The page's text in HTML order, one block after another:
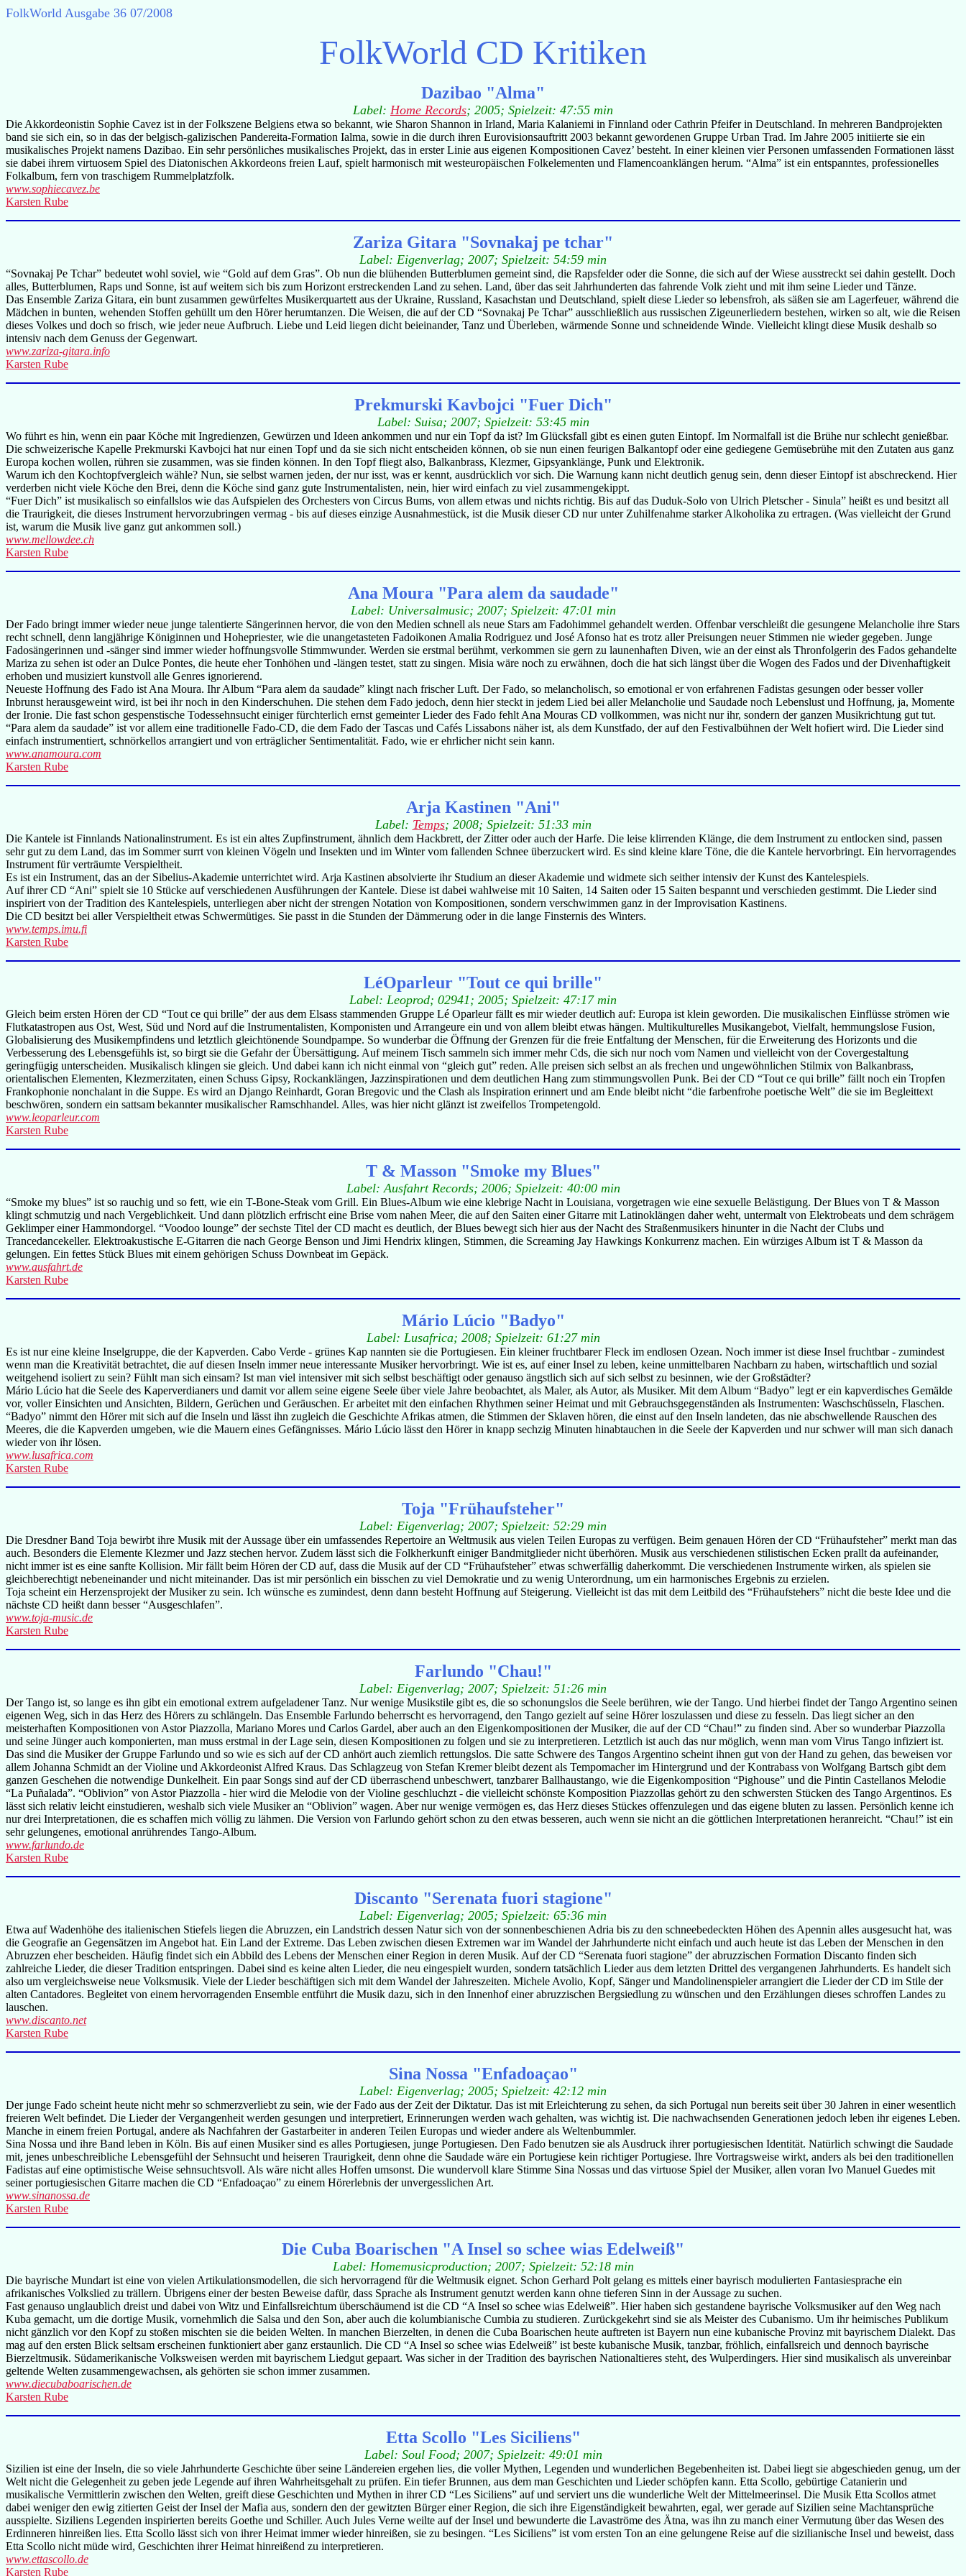
FolkWorld Ausgabe 36 07/2008
FolkWorld CD Kritiken
Dazibao "Alma"
Label: Home Records; 2005; Spielzeit: 47:55 min
Die Akkordeonistin Sophie Cavez ist in der Folkszene Belgiens etwa so bekannt, wie Sharon Shannon in Irland, Maria Kalaniemi in Finnland oder Cathrin Pfeifer in Deutschland. In mehreren Bandprojekten
band sie sich ein, so in das der belgisch-galizischen Pandereita-Formation Ialma, sowie in die durch ihren Eurovisionsauftritt 2003 bekannt gewordenen Gruppe Urban Trad. Im Jahre 2005 initiierte sie ein
musikalisches Projekt namens Dazibao. Ein sehr persönliches musikalisches Projekt, das in erster Linie aus eigenen Kompositionen Cavez’ besteht. In einer kleinen vier Personen umfassenden Formationen lässt
sie dabei ihrem virtuosem Spiel des Diatonischen Akkordeons freien Lauf, spielt harmonisch mit westeuropäischen Folkelementen und Flamencoanklängen herum. “Alma” ist ein entspanntes, professionelles
Folkalbum, fern von traschigem Rummelplatzfolk.
www.sophiecavez.be
Karsten Rube
Zariza Gitara "Sovnakaj pe tchar"
Label: Eigenverlag; 2007; Spielzeit: 54:59 min
“Sovnakaj Pe Tchar” bedeutet wohl soviel, wie “Gold auf dem Gras”. Ob nun die blühenden Butterblumen gemeint sind, die Rapsfelder oder die Sonne, die sich auf der Wiese ausstreckt sei dahin gestellt. Doch
alles, Butterblumen, Raps und Sonne, ist auf weitem sich bis zum Horizont erstreckenden Land zu sehen. Land, über das seit Jahrhunderten das fahrende Volk zieht und mit ihm seine Lieder und Tänze.
Das Ensemble Zariza Gitara, ein bunt zusammen gewürfeltes Musikerquartett aus der Ukraine, Russland, Kasachstan und Deutschland, spielt diese Lieder so lebensfroh, als säßen sie am Lagerfeuer, während die
Mädchen in bunten, wehenden Stoffen gehüllt um den Hörer herumtanzen. Die Weisen, die auf der CD “Sovnakaj Pe Tchar” ausschließlich aus russischen Zigeunerliedern bestehen, wirken so alt, wie die Reisen
dieses Volkes und doch so frisch, wie jeder neue Aufbruch. Liebe und Leid liegen dicht beieinander, Tanz und Überleben, wärmende Sonne und schneidende Winde. Vielleicht klingt diese Musik deshalb so
intensiv nach dem Genuss der Gegenwart.
www.zariza-gitara.info
Karsten Rube
Prekmurski Kavbojci "Fuer Dich"
Label: Suisa; 2007; Spielzeit: 53:45 min
Wo führt es hin, wenn ein paar Köche mit Ingredienzen, Gewürzen und Ideen ankommen und nur ein Topf da ist? Im Glücksfall gibt es einen guten Eintopf. Im Normalfall ist die Brühe nur schlecht genießbar.
Die schweizerische Kapelle Prekmurski Kavbojci hat nur einen Topf und da sie sich nicht entscheiden können, ob sie nun einen feurigen Balkantopf oder eine gediegene Gemüsebrühe mit den Zutaten aus ganz
Europa kochen wollen, rühren sie zusammen, was sie finden können. In den Topf fliegt also, Balkanbrass, Klezmer, Gipsyanklänge, Punk und Elektronik.
Warum ich den Kochtopfvergleich wähle? Nun, sie selbst warnen jeden, der nur isst, was er kennt, ausdrücklich vor sich. Die Warnung kann nicht deutlich genug sein, denn dieser Eintopf ist abschreckend. Hier
verderben nicht viele Köche den Brei, denn die Köche sind ganz gute Instrumentalisten, nein, hier wird einfach zu viel zusammengekippt.
“Fuer Dich” ist musikalisch so einfallslos wie das Aufspielen des Orchesters von Circus Bums, von allem etwas und nichts richtig. Bis auf das Duduk-Solo von Ulrich Pletscher - Sinula” heißt es und besitzt all
die Traurigkeit, die dieses Instrument hervorzubringen vermag - bis auf dieses einzige Ausnahmestück, ist die Musik dieser CD nur unter Zuhilfenahme starker Alkoholika zu ertragen. (Was vielleicht der Grund
ist, warum die Musik live ganz gut ankommen soll.)
www.mellowdee.ch
Karsten Rube
Ana Moura "Para alem da saudade"
Label: Universalmusic; 2007; Spielzeit: 47:01 min
Der Fado bringt immer wieder neue junge talentierte Sängerinnen hervor, die von den Medien schnell als neue Stars am Fadohimmel gehandelt werden. Offenbar verschleißt die gesungene Melancholie ihre Stars
recht schnell, denn langjährige Königinnen und Hohepriester, wie die unangetasteten Fadoikonen Amalia Rodriguez und José Afonso hat es trotz aller Preisungen neuer Stimmen nie wieder gegeben. Junge
Fadosängerinnen und -sänger sind immer wieder hoffnungsvolle Stimmwunder. Werden sie erstmal berühmt, verkommen sie gern zu launenhaften Diven, wie an der einst als Thronfolgerin des Fados gehandelte
Mariza zu sehen ist oder an Dulce Pontes, die heute eher Tonhöhen und -längen testet, statt zu singen. Misia wäre noch zu erwähnen, doch die hat sich längst über die Wogen des Fados und der Divenhaftigkeit
erhoben und musiziert kunstvoll alle Genres ignorierend.
Neueste Hoffnung des Fado ist Ana Moura. Ihr Album “Para alem da saudade” klingt nach frischer Luft. Der Fado, so melancholisch, so emotional er von erfahrenen Fadistas gesungen oder besser voller
Inbrunst herausgeweint wird, ist bei ihr noch in den Kinderschuhen. Die stehen dem Fado jedoch, denn hier steckt in jedem Lied bei aller Melancholie und Saudade noch Lebenslust und Hoffnung, ja, Momente
der Ironie. Die fast schon gespenstische Todessehnsucht einiger fürchterlich ernst gemeinter Lieder des Fado fehlt Ana Mouras CD vollkommen, was nicht nur ihr, sondern der ganzen Musikrichtung gut tut.
“Para alem da saudade” ist vor allem eine traditionelle Fado-CD, die dem Fado der Tascas und Cafés Lissabons näher ist, als dem Kunstfado, der auf den Festivalbühnen der Welt hofiert wird. Die Lieder sind
einfach instrumentiert, schnörkellos arrangiert und von erträglicher Sentimentalität. Fado, wie er ehrlicher nicht sein kann.
www.anamoura.com
Karsten Rube
Arja Kastinen "Ani"
Label: Temps; 2008; Spielzeit: 51:33 min
Die Kantele ist Finnlands Nationalinstrument. Es ist ein altes Zupfinstrument, ähnlich dem Hackbrett, der Zitter oder auch der Harfe. Die leise klirrenden Klänge, die dem Instrument zu entlocken sind, passen
sehr gut zu dem Land, das im Sommer surrt von kleinen Vögeln und Insekten und im Winter vom fallenden Schnee überzuckert wird. Es sind kleine klare Töne, die die Kantele hervorbringt. Ein hervorragendes
Instrument für verträumte Verspieltheit.
Es ist ein Instrument, das an der Sibelius-Akademie unterrichtet wird. Arja Kastinen absolvierte ihr Studium an dieser Akademie und widmete sich seither intensiv der Kunst des Kantelespiels.
Auf ihrer CD “Ani” spielt sie 10 Stücke auf verschiedenen Ausführungen der Kantele. Diese ist dabei wahlweise mit 10 Saiten, 14 Saiten oder 15 Saiten bespannt und verschieden gestimmt. Die Lieder sind
inspiriert von der Tradition des Kantelespiels, unterliegen aber nicht der strengen Notation von Kompositionen, sondern verschwimmen ganz in der Improvisation Kastinens.
Die CD besitzt bei aller Verspieltheit etwas Schwermütiges. Sie passt in die Stunden der Dämmerung oder in die lange Finsternis des Winters.
www.temps.imu.fi
Karsten Rube
LéOparleur "Tout ce qui brille"
Label: Leoprod; 02941; 2005; Spielzeit: 47:17 min
Gleich beim ersten Hören der CD “Tout ce qui brille” der aus dem Elsass stammenden Gruppe Lé Oparleur fällt es mir wieder deutlich auf: Europa ist klein geworden. Die musikalischen Einflüsse strömen wie
Flutkatastropen aus Ost, West, Süd und Nord auf die Instrumentalisten, Komponisten und Arrangeure ein und von allem bleibt etwas hängen. Multikulturelles Musikangebot, Vielfalt, hemmungslose Fusion,
Globalisierung des Musikempfindens und letztlich gleichtönende Soundpampe. So wunderbar die Öffnung der Grenzen für die freie Entfaltung der Menschen, für die Erweiterung des Horizonts und die
Verbesserung des Lebensgefühls ist, so birgt sie die Gefahr der Übersättigung. Auf meinem Tisch sammeln sich immer mehr Cds, die sich nur noch vom Namen und vielleicht von der Covergestaltung
geringfügig unterscheiden. Musikalisch klingen sie gleich. Und dabei kann ich nicht einmal von “gleich gut” reden. Alle preisen sich selbst an als frechen und ungewöhnlichen Stilmix von Balkanbrass,
orientalischen Elementen, Klezmerzitaten, einen Schuss Gipsy, Rockanklängen, Jazzinspirationen und dem deutlichen Hang zum stimmungsvollen Punk. Bei der CD “Tout ce qui brille” fällt noch ein Tropfen
Frankophonie nonchalant in die Suppe. Es wird an Django Reinhardt, Goran Bregovic und the Clash als Inspiration erinnert und am Ende bleibt nicht “die farbenfrohe poetische Welt” die sie im Begleittext
beschwören, sondern ein sattsam bekannter musikalischer Ramschhandel. Alles, was hier nicht glänzt ist zweifellos Trompetengold.
www.leoparleur.com
Karsten Rube
T & Masson "Smoke my Blues"
Label: Ausfahrt Records; 2006; Spielzeit: 40:00 min
“Smoke my blues” ist so rauchig und so fett, wie ein T-Bone-Steak vom Grill. Ein Blues-Album wie eine klebrige Nacht in Louisiana, vorgetragen wie eine sexuelle Belästigung. Der Blues von T & Masson
klingt schmutzig und nach Vergeblichkeit. Und dann plötzlich erfrischt eine Brise vom nahen Meer, die auf den Saiten einer Gitarre mit Latinoklängen daher weht, untermalt von Elektrobeats und dem schrägem
Geklimper einer Hammondorgel. “Voodoo lounge” der sechste Titel der CD macht es deutlich, der Blues bewegt sich hier aus der Nacht des Straßenmusikers hinunter in die Nacht der Clubs und
Trancedancekeller. Elektroakustische E-Gitarren die nach George Benson und Jimi Hendrix klingen, Stimmen, die Screaming Jay Hawkings Konkurrenz machen. Ein würziges Album ist T & Masson da
gelungen. Ein fettes Stück Blues mit einem gehörigen Schuss Downbeat im Gepäck.
www.ausfahrt.de
Karsten Rube
Mário Lúcio "Badyo"
Label: Lusafrica; 2008; Spielzeit: 61:27 min
Es ist nur eine kleine Inselgruppe, die der Kapverden. Cabo Verde - grünes Kap nannten sie die Portugiesen. Ein kleiner fruchtbarer Fleck im endlosen Ozean. Noch immer ist diese Insel fruchtbar - zumindest
wenn man die Kreativität betrachtet, die auf diesen Inseln immer neue interessante Musiker hervorbringt. Wie ist es, auf einer Insel zu leben, keine unmittelbaren Nachbarn zu haben, wirtschaftlich und sozial
weitgehend isoliert zu sein? Fühlt man sich einsam? Ist man viel intensiver mit sich selbst beschäftigt oder genauso ängstlich sich auf sich selbst zu besinnen, wie der Großstädter?
Mário Lúcio hat die Seele des Kaperverdianers und damit vor allem seine eigene Seele über viele Jahre beobachtet, als Maler, als Autor, als Musiker. Mit dem Album “Badyo” legt er ein kapverdisches Gemälde
vor, voller Einsichten und Ansichten, Bildern, Gerüchen und Geräuschen. Er arbeitet mit den einfachen Rhythmen seiner Heimat und mit Gebrauchsgegenständen als Instrumenten: Waschschüsseln, Flaschen.
“Badyo” nimmt den Hörer mit sich auf die Inseln und lässt ihn zugleich die Geschichte Afrikas atmen, die Stimmen der Sklaven hören, die einst auf den Inseln landeten, das nie abschwellende Rauschen des
Meeres, die die Kapverden umgeben, wie die Mauern eines Gefängnisses. Mário Lúcio lässt den Hörer in knapp sechzig Minuten hinabtauchen in die Seele der Kapverden und nur schwer will man sich danach
wieder von ihr lösen.
www.lusafrica.com
Karsten Rube
Toja "Frühaufsteher"
Label: Eigenverlag; 2007; Spielzeit: 52:29 min
Die Dresdner Band Toja bewirbt ihre Musik mit der Aussage über ein umfassendes Repertoire an Weltmusik aus vielen Teilen Europas zu verfügen. Beim genauen Hören der CD “Frühaufsteher” merkt man das
auch. Besonders die Elemente Klezmer und Jazz stechen hervor. Zudem lässt sich die Folkherkunft einiger Bandmitglieder nicht überhören. Musik aus verschiedenen stilistischen Ecken prallt da aufeinander,
nicht immer ist es eine sanfte Kollision. Mir fällt beim Hören der CD auf, dass die Musik auf der CD “Frühaufsteher” etwas schwerfällig daherkommt. Die verschiedenen Instrumente wirken, als spielen sie
gleichberechtigt nebeneinander und nicht miteinander. Das ist mir persönlich ein bisschen zu viel Demokratie und zu wenig Unterordnung, um ein harmonisches Ergebnis zu erzielen.
Toja scheint ein Herzensprojekt der Musiker zu sein. Ich wünsche es zumindest, denn dann besteht Hoffnung auf Steigerung. Vielleicht ist das mit dem Leitbild des “Frühaufstehers” nicht die beste Idee und die
nächste CD heißt dann besser “Ausgeschlafen”.
www.toja-music.de
Karsten Rube
Farlundo "Chau!"
Label: Eigenverlag; 2007; Spielzeit: 51:26 min
Der Tango ist, so lange es ihn gibt ein emotional extrem aufgeladener Tanz. Nur wenige Musikstile gibt es, die so schonungslos die Seele berühren, wie der Tango. Und hierbei findet der Tango Argentino seinen
eigenen Weg, sich in das Herz des Hörers zu schlängeln. Das Ensemble Farlundo beherrscht es hervorragend, den Tango gezielt auf seine Hörer loszulassen und diese zu fesseln. Das liegt sicher an den
meisterhaften Kompositionen von Astor Piazzolla, Mariano Mores und Carlos Gardel, aber auch an den Eigenkompositionen der Musiker, die auf der CD “Chau!” zu finden sind. Aber so wunderbar Piazzolla
und seine Jünger auch komponierten, man muss erstmal in der Lage sein, diesen Kompositionen zu folgen und sie zu interpretieren. Letztlich ist auch das nur möglich, wenn man vom Virus Tango infiziert ist.
Das sind die Musiker der Gruppe Farlundo und so wie es sich auf der CD anhört auch ziemlich rettungslos. Die satte Schwere des Tangos Argentino scheint ihnen gut von der Hand zu gehen, das beweisen vor
allem Johanna Schmidt an der Violine und Akkordeonist Alfred Kraus. Das Schlagzeug von Stefan Kremer bleibt dezent als Tempomacher im Hintergrund und der Kontrabass von Wolfgang Bartsch gibt dem
ganzen Geschehen die notwendige Dunkelheit. Ein paar Songs sind auf der CD überraschend unbeschwert, tanzbarer Ballhaustango, wie die Eigenkomposition “Pighouse” und die Pintin Castellanos Melodie
“La Puñalada”. “Oblivion” von Astor Piazzolla - hier wird die Melodie von der Violine geschluchzt - die vielleicht schönste Komposition Piazzollas gehört zu den schwersten Stücken des Tango Argentinos. Es
lässt sich relativ leicht einstudieren, weshalb sich viele Musiker an “Oblivion” wagen. Aber nur wenige vermögen es, das Herz dieses Stückes offenzulegen und das eigene bluten zu lassen. Persönlich kenne ich
nur drei Interpretationen, die es schaffen mich völlig zu lähmen. Die Version von Farlundo gehört schon zu den etwas besseren, auch wenn sie nicht an die göttlichen Interpretationen heranreicht. “Chau!” ist ein
sehr gelungenes, emotional anrührendes Tango-Album.
www.farlundo.de
Karsten Rube
Discanto "Serenata fuori stagione"
Label: Eigenverlag; 2005; Spielzeit: 65:36 min
Etwa auf Wadenhöhe des italienischen Stiefels liegen die Abruzzen, ein Landstrich dessen Natur sich von der sonnenbeschienen Adria bis zu den schneebedeckten Höhen des Apennin alles ausgesucht hat, was
die Geografie an Gegensätzen im Angebot hat. Ein Land der Extreme. Das Leben zwischen diesen Extremen war im Wandel der Jahrhunderte nicht einfach und auch heute ist das Leben der Menschen in den
Abruzzen eher bescheiden. Häufig findet sich ein Abbild des Lebens der Menschen einer Region in deren Musik. Auf der CD “Serenata fuori stagione” der abruzzischen Formation Discanto finden sich
zahlreiche Lieder, die dieser Tradition entspringen. Dabei sind es keine alten Lieder, die neu eingespielt wurden, sondern tatsächlich Lieder aus dem letzten Drittel des vergangenen Jahrhunderts. Es handelt sich
also um vergleichsweise neue Volksmusik. Viele der Lieder beschäftigen sich mit dem Wandel der Jahreszeiten. Michele Avolio, Kopf, Sänger und Mandolinenspieler arrangiert die Lieder der CD im Stile der
alten Cantadores. Begleitet von einem hervorragenden Ensemble entführt die Musik dazu, sich in den Innenhof einer abruzzischen Bergsiedlung zu wünschen und den Erzählungen dieses schroffen Landes zu
lauschen.
www.discanto.net
Karsten Rube
Sina Nossa "Enfadoaçao"
Label: Eigenverlag; 2005; Spielzeit: 42:12 min
Der junge Fado scheint heute nicht mehr so schmerzverliebt zu sein, wie der Fado aus der Zeit der Diktatur. Das ist mit Erleichterung zu sehen, da sich Portugal nun bereits seit über 30 Jahren in einer wesentlich
freieren Welt befindet. Die Lieder der Vergangenheit werden gesungen und interpretiert, Erinnerungen werden wach gehalten, was wichtig ist. Die nachwachsenden Generationen jedoch leben ihr eigenes Leben.
Manche in einem freien Portugal, andere als Nachfahren der Gastarbeiter in anderen Teilen Europas und wieder andere als Weltenbummler.
Sina Nossa und ihre Band leben in Köln. Bis auf einen Musiker sind es alles Portugiesen, junge Portugiesen. Den Fado benutzen sie als Ausdruck ihrer portugiesischen Identität. Natürlich schwingt die Saudade
mit, jenes unbeschreibliche Lebensgefühl der Sehnsucht und heiseren Traurigkeit, denn ohne die Saudade wäre ein Portugiese kein richtiger Portugiese. Ihre Vortragsweise wirkt, anders als bei den traditionellen
Fadistas auf eine optimistische Weise sehnsuchtsvoll. Als wäre nicht alles Hoffen umsonst. Die wundervoll klare Stimme Sina Nossas und das virtuose Spiel der Musiker, allen voran Ivo Manuel Guedes mit
seiner portugiesischen Gitarre machen die CD “Enfadoaçao” zu einem Hörerlebnis der unvergesslichen Art.
www.sinanossa.de
Karsten Rube
Die Cuba Boarischen "A Insel so schee wias Edelweiß"
Label: Homemusicproduction; 2007; Spielzeit: 52:18 min
Die bayrische Mundart ist eine von vielen Artikulationsmodellen, die sich hervorragend für die Weltmusik eignet. Schon Gerhard Polt gelang es mittels einer bayrisch modulierten Fantasiesprache ein
afrikanisches Volkslied zu trällern. Übrigens einer der besten Beweise dafür, dass Sprache als Instrument genutzt werden kann ohne tieferen Sinn in der Aussage zu suchen.
Fast genauso unglaublich dreist und dabei von Witz und Einfallsreichtum überschäumend ist die CD “A Insel so schee wias Edelweiß”. Hier haben sich gestandene bayrische Volksmusiker auf den Weg nach
Kuba gemacht, um die dortige Musik, vornehmlich die Salsa und den Son, aber auch die kolumbianische Cumbia zu studieren. Zurückgekehrt sind sie als Meister des Cubanismo. Um ihr heimisches Publikum
nicht gänzlich vor den Kopf zu stoßen mischten sie die beiden Welten. In manchen Bierzelten, in denen die Cuba Boarischen heute auftreten ist Bayern nun eine kubanische Provinz mit bayrischem Dialekt. Das
mag auf den ersten Blick seltsam erscheinen funktioniert aber ganz erstaunlich. Die CD “A Insel so schee wias Edelweiß” ist beste kubanische Musik, tanzbar, fröhlich, einfallsreich und dennoch bayrische
Bierzeltmusik. Südamerikanische Volksweisen werden mit bayrischem Liedgut gepaart. Was sicher in der Tradition des bayrischen Nationaltieres steht, des Wulperdingers. Hier sind musikalisch als unvereinbar
geltende Welten zusammengewachsen, als gehörten sie schon immer zusammen.
www.diecubaboarischen.de
Karsten Rube
Etta Scollo "Les Siciliens"
Label: Soul Food; 2007; Spielzeit: 49:01 min
Sizilien ist eine der Inseln, die so viele Jahrhunderte Geschichte über seine Ländereien ergehen lies, die voller Mythen, Legenden und wunderlichen Begebenheiten ist. Dabei liegt sie abgeschieden genug, um der
Welt nicht die Gelegenheit zu geben jede Legende auf ihren Wahrheitsgehalt zu prüfen. Ein tiefer Brunnen, aus dem man Geschichten und Lieder schöpfen kann. Etta Scollo, gebürtige Catanierin und
musikalische Vermittlerin zwischen den Welten, greift diese Geschichten und Mythen in ihrer CD “Les Siciliens” auf und serviert uns die wunderliche Welt der Mittelmeerinsel. Die Musik Etta Scollos atmet
dabei weniger den ewig zitierten Geist der Insel der Mafia aus, sondern den der gewitzten Bürger einer Region, die sich ihre Eigenständigkeit bewahrten, egal, wer gerade auf Sizilien seine Machtansprüche
ausspielte. Siziliens Legenden inspirierten bereits Goethe und Schiller. Auch Jules Verne weilte auf der Insel und bewunderte die Lavaströme des Ätna, was ihn zu manch einer Vermutung über das Wesen des
Erdinneren hinreißen lies. Etta Scollo lässt sich von ihrer Heimat immer wieder hinreißen, sie zu besingen. “Les Siciliens” ist vom ersten Ton an eine gelungene Reise auf die sizilianische Insel und beweist, dass
Etta Scollo nicht müde wird, Geschichten ihrer Heimat hinreißend zu interpretieren.
www.ettascollo.de
Karsten Rube